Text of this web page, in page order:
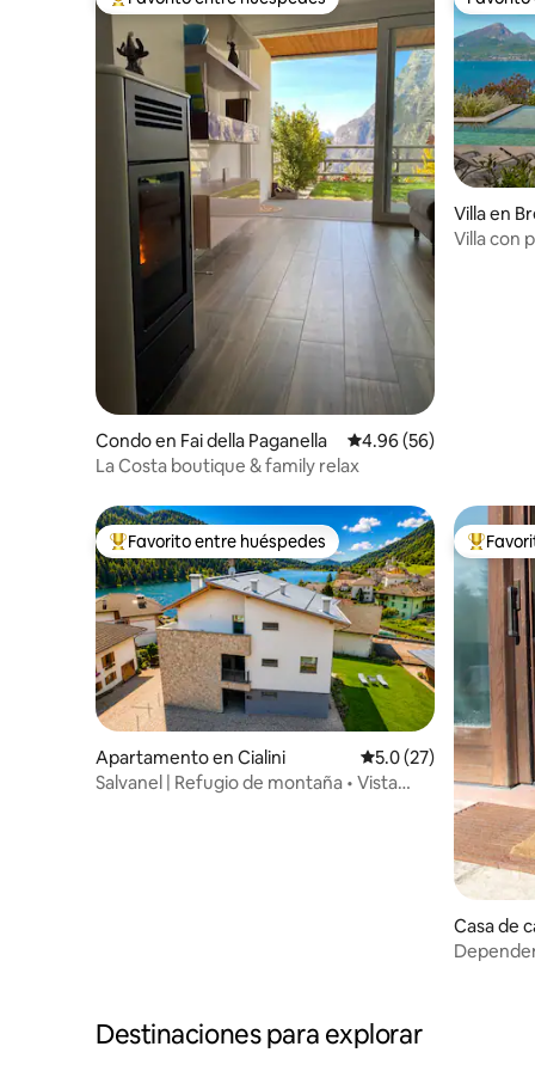
Favorito entre huéspedes preferido
Condo en Fai della Paganella Calificación promedio:
4.96 (56)
La Costa boutique & family relax
Villa en
Villa con
Favorito entre huéspedes preferido
Favorito entre huéspedes
Apartamento en Cialini Calificación
5.0 (27)
Salvanel | Refugio de montaña • Vista
Casa de
Destinaciones para explorar